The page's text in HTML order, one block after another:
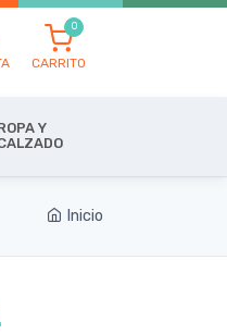
CARRITO
Y
Inicio